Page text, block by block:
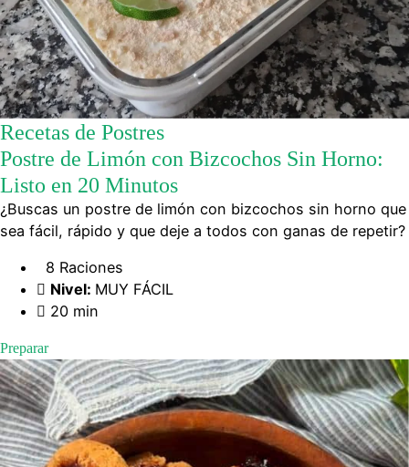
Recetas de Postres
Postre de Limón con Bizcochos Sin Horno:
Listo en 20 Minutos
¿Buscas un postre de limón con bizcochos sin horno que
sea fácil, rápido y que deje a todos con ganas de repetir?
8 Raciones
Nivel: MUY FÁCIL
20 min
Preparar